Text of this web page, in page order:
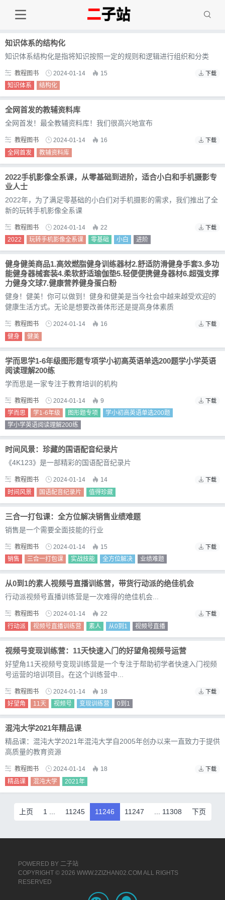
知识体系的结构化
知识体系结构化是指将知识按照一定的规则和逻辑进行组织和分类
教程图书 2024-01-14 15 下载
知识体系 结构化
全网首发的教辅资料库
全网首发！最全教辅资料库！我们很高兴地宣布
教程图书 2024-01-14 16 下载
全网首发 教辅资料库
2022手机影像全系课，从零基础到进阶，适合小白和手机摄影专
业人士
2022年，为了满足零基础的小白们对手机摄影的需求，我们推出了全
新的玩转手机影像全系课
教程图书 2024-01-14 22 下载
2022 玩转手机影像全系课 零基础 小白 进阶
健身健美商品1.高效燃脂健身训练器材2.舒适防滑健身手套3.多功
能健身器械套装4.柔软舒适瑜伽垫5.轻便便携健身器材6.超强支撑
力健身文球7.健康营养健身蛋白粉
健身！健美！你可以做到！健身和健美是当今社会中越来越受欢迎的
健康生活方式。无论是想要改善体形还是提高身体素质
教程图书 2024-01-14 16 下载
健身 健美
学而思学1-6年级图形题专项学小初高英语单选200题学小学英语
阅读理解200练
学而思是一家专注于教育培训的机构
教程图书 2024-01-14 9 下载
学而思 学1-6年级 图形题专项
学小初高英语单选200题
学小学英语阅读理解200练
时间风景：珍藏的国语配音纪录片
《4K123》是一部精彩的国语配音纪录片
教程图书 2024-01-14 14 下载
时间风景 国语配音纪录片 值得珍藏
三合一打包课：全方位解决销售业绩难题
销售是一个需要全面技能的行业
教程图书 2024-01-14 15 下载
销售 三合一打包课 实战技能 全方位解决 业绩难题
从0到1的素人视频号直播训练营，带货行动派的绝佳机会
行动派视频号直播训练营是一次难得的绝佳机会...
教程图书 2024-01-14 22 下载
行动派 视频号直播训练营 素人 从0到1 视频号直播
视频号变现训练营：11天快速入门的好望角视频号运营
好望角11天视频号变现训练营是一个专注于帮助初学者快速入门视频
号运营的培训项目。在这个训练营中...
教程图书 2024-01-14 18 下载
好望角 11天 视频号 变现训练营 0到1
混沌大学2021年精品课
精品课：混沌大学2021年混沌大学自2005年创办以来一直致力于提供
高质量的教育资源
教程图书 2024-01-14 18 下载
精品课 混沌大学 2021年
上页 1 ... 11245 11246 11247 ... 11308 下页
POWERED BY 二子站
COPYRIGHT © 2026 WWW.2ZIZHAN02.COM ALL RIGHTS
RESERVED